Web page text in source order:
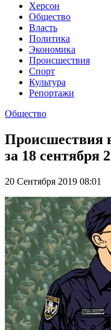
Херсон
Общество
Власть
Политика
Экономика
Происшествия
Спорт
Культура
Репортажи
Общество
Происшествия
за 18 сентября
20 Сентября 2019 08:01